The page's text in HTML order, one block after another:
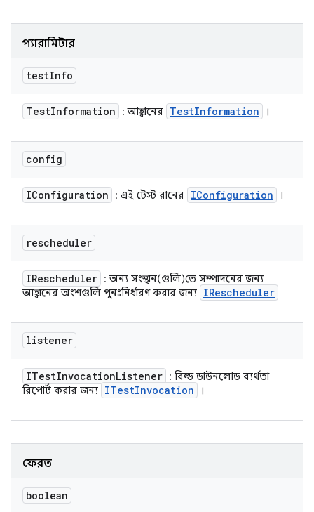
প্যারামিটার
testInfo
TestInformation : আহ্বানের TestInformation ।
config
IConfiguration : এই টেস্ট রানের IConfiguration ।
rescheduler
IRescheduler : অন্য সংস্থান(গুলি)তে সম্পাদনের জন্য
আহ্বানের অংশগুলি পুনঃনির্ধারণ করার জন্য IRescheduler
listener
ITestInvocationListener : বিল্ড ডাউনলোড ব্যর্থতা
রিপোর্ট করার জন্য ITestInvocation ।
ফেরত
boolean